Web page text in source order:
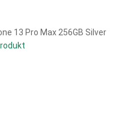
13 Pro Max 256GB Silver